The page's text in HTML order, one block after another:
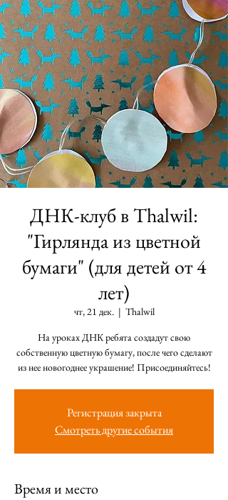
ДНК-клуб в Thalwil:
"Гирлянда из цветной
бумаги" (для детей от 4
лет)
чт, 21 дек.
  |
Thalwil
На уроках ДНК ребята создадут свою
собственную цветную бумагу, после чего сделают
из нее новогоднее украшение! Присоединяйтесь!
Регистрация закрыта
Смотреть другие события
Время и место